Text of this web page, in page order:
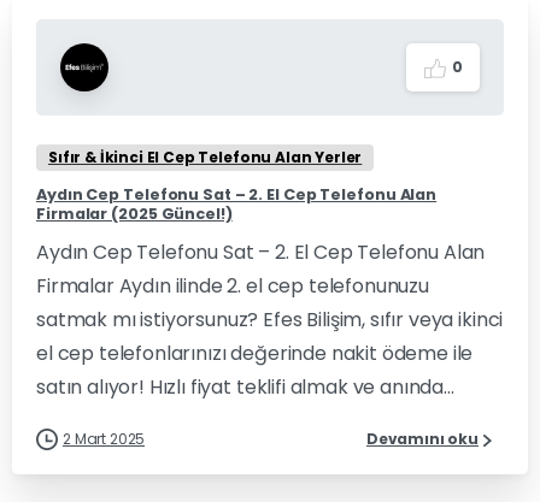
0
Sıfır & İkinci El Cep Telefonu Alan Yerler
Aydın Cep Telefonu Sat – 2. El Cep Telefonu Alan
Firmalar (2025 Güncel!)
Aydın Cep Telefonu Sat – 2. El Cep Telefonu Alan
Firmalar Aydın ilinde 2. el cep telefonunuzu
satmak mı istiyorsunuz? Efes Bilişim, sıfır veya ikinci
el cep telefonlarınızı değerinde nakit ödeme ile
satın alıyor! Hızlı fiyat teklifi almak ve anında...
2 Mart 2025 Devamını oku